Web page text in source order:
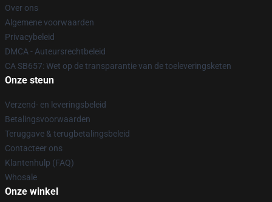
Over ons
Algemene voorwaarden
Privacybeleid
DMCA - Auteursrechtbeleid
CA SB657: Wet op de transparantie van de toeleveringsketen
Onze steun
Verzend- en leveringsbeleid
Betalingsvoorwaarden
Teruggave & terugbetalingsbeleid
Contacteer ons
Klantenhulp (FAQ)
Whosale
Onze winkel